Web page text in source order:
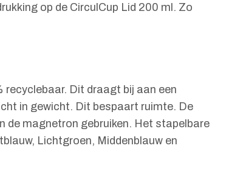
op de CirculCup Lid 200 ml. Zo
recyclebaar. Dit draagt bij aan een
in gewicht. Dit bespaart ruimte. De
de magnetron gebruiken. Het stapelbare
Lichtgroen, Middenblauw en